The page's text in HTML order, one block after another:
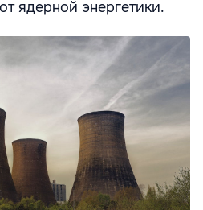
ядерной энергетики.